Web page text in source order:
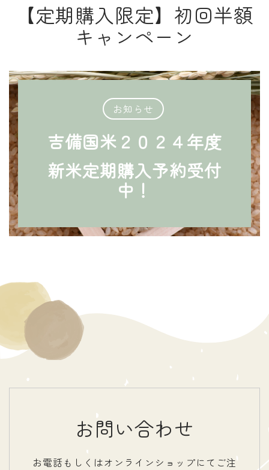
【定期購入限定】初回半額
キャンペーン
お知らせ
吉備国米２０２４年度
新米定期購入予約受付
中！
お問い合わせ
お電話もしくはオンラインショップにてご注